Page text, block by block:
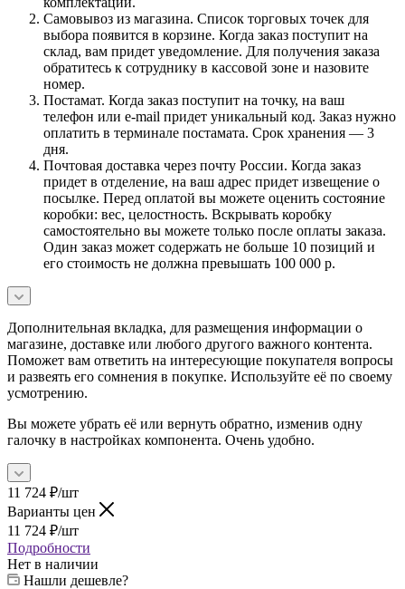
Самовывоз из магазина. Список торговых точек для
выбора появится в корзине. Когда заказ поступит на
склад, вам придет уведомление. Для получения заказа
обратитесь к сотруднику в кассовой зоне и назовите
номер.
Постамат. Когда заказ поступит на точку, на ваш
телефон или e-mail придет уникальный код. Заказ нужно
оплатить в терминале постамата. Срок хранения — 3
дня.
Почтовая доставка через почту России. Когда заказ
придет в отделение, на ваш адрес придет извещение о
посылке. Перед оплатой вы можете оценить состояние
коробки: вес, целостность. Вскрывать коробку
самостоятельно вы можете только после оплаты заказа.
Один заказ может содержать не больше 10 позиций и
его стоимость не должна превышать 100 000 р.
Дополнительная вкладка, для размещения информации о
магазине, доставке или любого другого важного контента.
Поможет вам ответить на интересующие покупателя вопросы
и развеять его сомнения в покупке. Используйте её по своему
усмотрению.
Вы можете убрать её или вернуть обратно, изменив одну
галочку в настройках компонента. Очень удобно.
11 724 ₽/шт
Варианты цен
11 724 ₽/шт
Подробности
Нет в наличии
Нашли дешевле?